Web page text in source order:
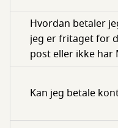
Hvordan betaler
jeg er fritaget for
post eller ikke har
Kan jeg betale